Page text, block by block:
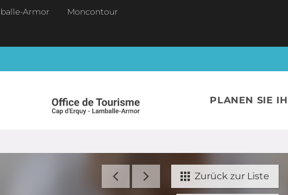
Armor Moncontour
PLANEN SIE
Zurück zur Liste